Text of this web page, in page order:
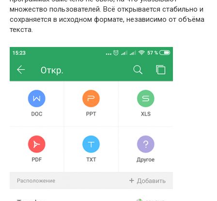
множество пользователей. Всё открывается стабильно и
сохраняется в исходном формате, независимо от объёма
текста.